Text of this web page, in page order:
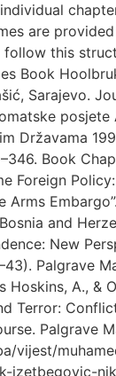
are
follow this
Book
Sarajevo.
Državama
Book
Foreign
and
New
Palgrave
A., &
Terror:
Palgrave
vijest/
izetbegovic-